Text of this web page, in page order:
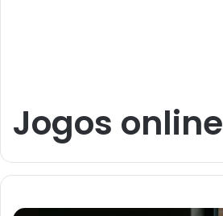
Jogos online